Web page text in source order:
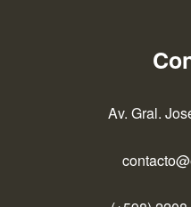
Av. Gral.